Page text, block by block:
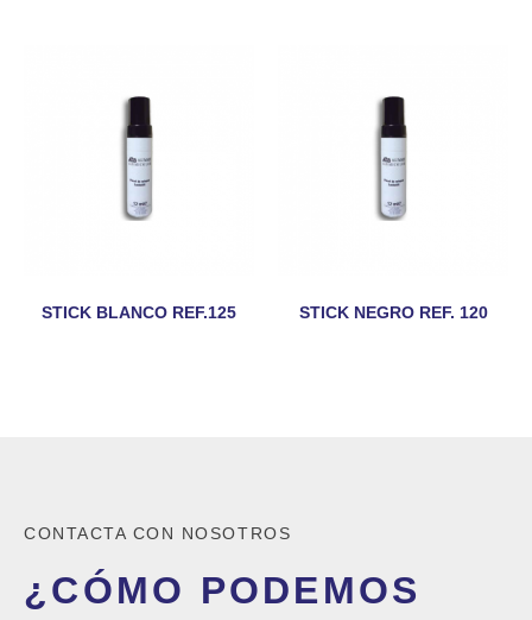
STICK BLANCO REF.125 STICK NEGRO REF. 120
CONTACTA CON NOSOTROS
¿CÓMO PODEMOS